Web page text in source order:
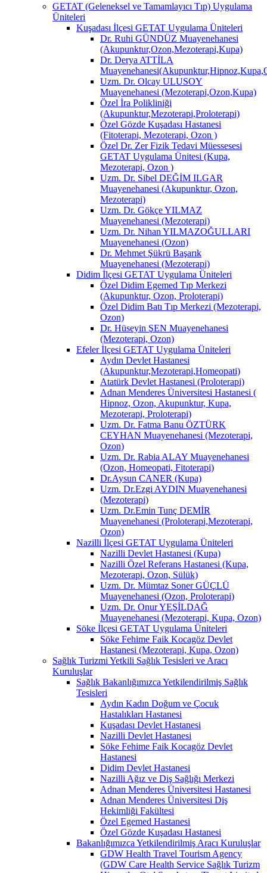
GETAT (Geleneksel ve Tamamlayıcı Tıp) Uygulama
Üniteleri
Kuşadası İlçesi GETAT Uygulama Üniteleri
Dr. Ruhi GÜNDÜZ Muayenehanesi
(Akupunktur,Ozon,Mezoterapi,Kupa)
Dr. Derya ATTİLA
Uzm. Dr. Olcay ULUSOY
Muayenehanesi (Mezoterapi,Ozon,Kupa)
Özel İra Polikliniği
(Akupunktur,Mezoterapi,Proloterapi)
Özel Gözde Kuşadası Hastanesi
(Fitoterapi, Mezoterapi, Ozon )
Özel Dr. Zer Fizik Tedavi Müessesesi
GETAT Uygulama Ünitesi (Kupa,
Mezoterapi, Ozon )
Uzm. Dr. Sibel DEĞİM ILGAR
Muayenehanesi (Akupunktur, Ozon,
Mezoterapi)
Uzm. Dr. Gökçe YILMAZ
Muayenehanesi (Mezoterapi)
Uzm. Dr. Nihan YILMAZOĞULLARI
Muayenehanesi (Ozon)
Dr. Mehmet Şükrü Başarık
Muayenehanesi (Mezoterapi)
Didim İlçesi GETAT Uygulama Üniteleri
Özel Didim Egemed Tıp Merkezi
(Akupunktur, Ozon, Proloterapi)
Özel Didim Batı Tıp Merkezi (Mezoterapi,
Ozon)
Dr. Hüseyin ŞEN Muayenehanesi
(Mezoterapi, Ozon)
Efeler İlçesi GETAT Uygulama Üniteleri
Aydın Devlet Hastanesi
(Akupunktur,Mezoterapi,Homeopati)
Atatürk Devlet Hastanesi (Proloterapi)
Adnan Menderes Üniversitesi Hastanesi (
Hipnoz, Ozon, Akupunktur, Kupa,
Mezoterapi, Proloterapi)
Uzm. Dr. Fatma Banu ÖZTÜRK
CEYHAN Muayenehanesi (Mezoterapi,
Ozon)
Uzm. Dr. Rabia ALAY Muayenehanesi
(Ozon, Homeopati, Fitoterapi)
Dr.Aysun CANER (Kupa)
Uzm. Dr.Ezgi AYDIN Muayenehanesi
(Mezoterapi)
Uzm. Dr.Emin Tunç DEMİR
Muayenehanesi (Proloterapi,Mezoterapi,
Ozon)
Nazilli İlçesi GETAT Uygulama Üniteleri
Nazilli Devlet Hastanesi (Kupa)
Nazilli Özel Referans Hastanesi (Kupa,
Mezoterapi, Ozon, Sülük)
Uzm. Dr. Mümtaz Soner GÜÇLÜ
Muayenehanesi (Ozon, Proloterapi)
Uzm. Dr. Onur YEŞİLDAĞ
Muayenehanesi (Mezoterapi, Kupa, Ozon)
Söke İlçesi GETAT Uygulama Üniteleri
Söke Fehime Faik Kocagöz Devlet
Hastanesi (Mezoterapi, Kupa, Ozon)
Sağlık Turizmi Yetkili Sağlık Tesisleri ve Aracı
Kuruluşlar
Sağlık Bakanlığımızca Yetkilendirilmiş Sağlık
Tesisleri
Aydın Kadın Doğum ve Çocuk
Hastalıkları Hastanesi
Kuşadası Devlet Hastanesi
Nazilli Devlet Hastanesi
Söke Fehime Faik Kocagöz Devlet
Hastanesi
Didim Devlet Hastanesi
Nazilli Ağız ve Diş Sağlığı Merkezi
Adnan Menderes Üniversitesi Hastanesi
Adnan Menderes Üniversitesi Diş
Hekimliği Fakültesi
Özel Egemed Hastanesi
Özel Gözde Kuşadası Hastanesi
Bakanlığımızca Yetkilendirilmiş Aracı Kuruluşlar
GDW Health Travel Tourism Agency
(GDW Care Health Service Sağlık Turizm